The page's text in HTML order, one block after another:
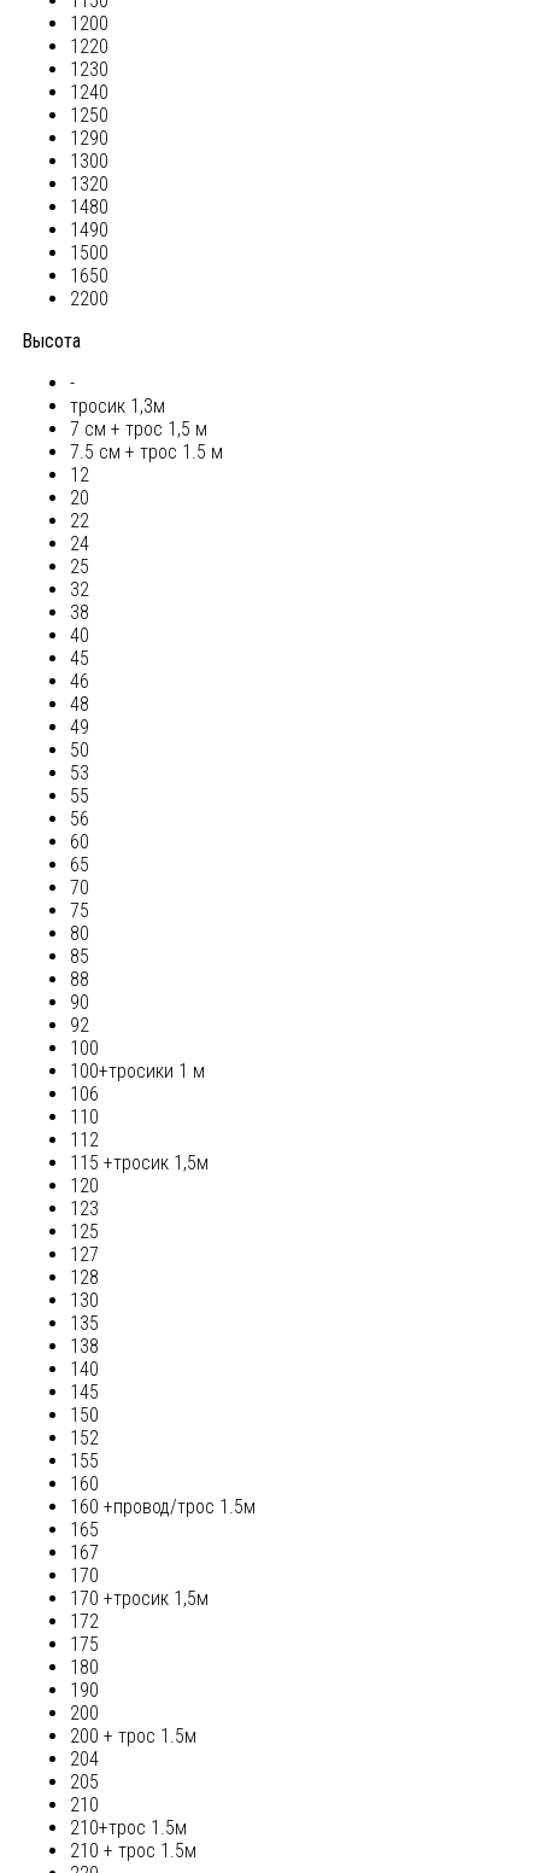
1200
1220
1230
1240
1250
1290
1300
1320
1480
1490
1500
1650
2200
Высота
-
тросик 1,3м
7 см + трос 1,5 м
7.5 см + трос 1.5 м
12
20
22
24
25
32
38
40
45
46
48
49
50
53
55
56
60
65
70
75
80
85
88
90
92
100
100+тросики 1 м
106
110
112
115 +тросик 1,5м
120
123
125
127
128
130
135
138
140
145
150
152
155
160
160 +провод/трос 1.5м
165
167
170
170 +тросик 1,5м
172
175
180
190
200
200 + трос 1.5м
204
205
210
210+трос 1.5м
210 + трос 1.5м